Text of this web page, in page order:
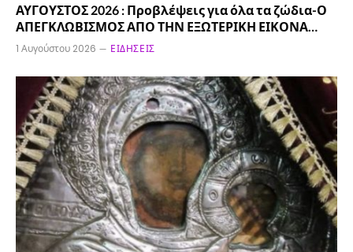
ΑΥΓΟΥΣΤΟΣ 2026 : Προβλέψεις για όλα τα ζώδια-Ο
ΑΠΕΓΚΛΩΒΙΣΜΟΣ ΑΠΟ ΤΗΝ ΕΞΩΤΕΡΙΚΗ ΕΙΚΟΝΑ…
1 Αυγούστου 2026 ΕΙΔΉΣΕΙΣ